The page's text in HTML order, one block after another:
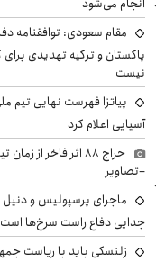
مقام سعودی: توافقنامه
پاکستان و ترکیه تهدیدی
نیست
پیاتزا فهرست نهایی تیم
آسیایی اعلام کرد
حراج ۸۸ اثر فاخر از
+تصاویر
ماجرای پرسپولیس و دنیل
جدایی دفاع راست سرخ‌ها است
زلنسکی باید با ریاست